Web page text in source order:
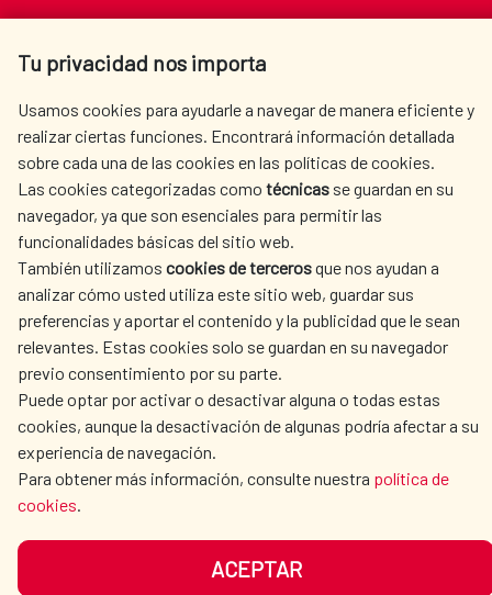
Tu privacidad nos importa
Usamos cookies para ayudarle a navegar de manera eficiente y
realizar ciertas funciones. Encontrará información detallada
sobre cada una de las cookies en las políticas de cookies.
Las cookies categorizadas como técnicas se guardan en su
navegador, ya que son esenciales para permitir las
funcionalidades básicas del sitio web.
También utilizamos cookies de tercerosque nos ayudan a
analizar cómo usted utiliza este sitio web, guardar sus
preferencias y aportar el contenido y la publicidad que le sean
relevantes. Estas cookies solo se guardan en su navegador
previo consentimiento por su parte.
Puede optar por activar o desactivar alguna o todas estas
cookies, aunque la desactivación de algunas podría afectar a su
experiencia de navegación.
Para obtener más información, consulte nuestra política de
cookies.
ACEPTAR
AECID
WHERE DO WE COOPERATE?
SPANISH HUMANITARIAN
ACTION
PRESS ROOM
CULTURE AND SCIENCE LIBRARY
OUR SOCIAL MEDIA
TERMS OF USE
DATA PROTECTION
COOKIE POLICY
ACCESSIBILITY